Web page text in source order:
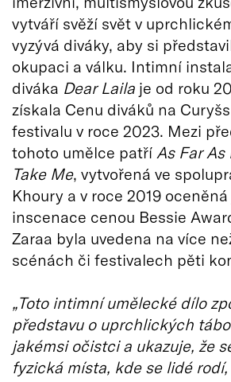
vytváří svěží svět v
vyzývá diváky, aby si
okupaci a válku. Intimní
diváka Dear Laila je od roku
získala Cenu diváků na
festivalu v roce 2023. Mezi
tohoto umělce patří As Far
Take Me, vytvořená ve
Khoury a v roce 2019
inscenace cenou Bessie
Zaraa byla uvedena na více
scénách či festivalech pěti
„Toto intimní umělecké dílo
představu o uprchlických
jakémsi očistci a ukazuje, že
fyzická místa, kde se lidé